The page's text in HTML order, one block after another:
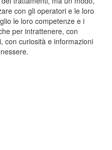
con gli operatori e le loro
le loro competenze e i
per intrattenere, con
con curiosità e informazioni